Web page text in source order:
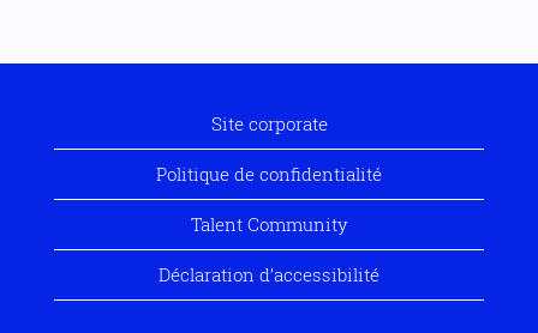
Site corporate
Politique de confidentialité
Talent Community
Déclaration d’accessibilité